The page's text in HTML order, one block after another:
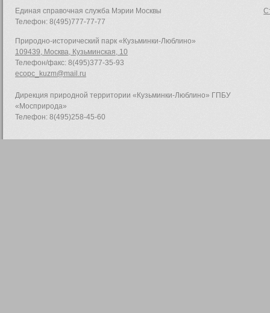
Единая справочная служба Мэрии Москвы
Телефон: 8(495)777-77-77
Природно-исторический парк «Кузьминки-Люблино»
109439, Москва, Кузьминская, 10
Телефон/факс: 8(495)377-35-93
ecopc_kuzm@mail.ru
Дирекция природной территории «Кузьминки-Люблино» ГПБУ
«Мосприрода»
Телефон: 8(495)258-45-60